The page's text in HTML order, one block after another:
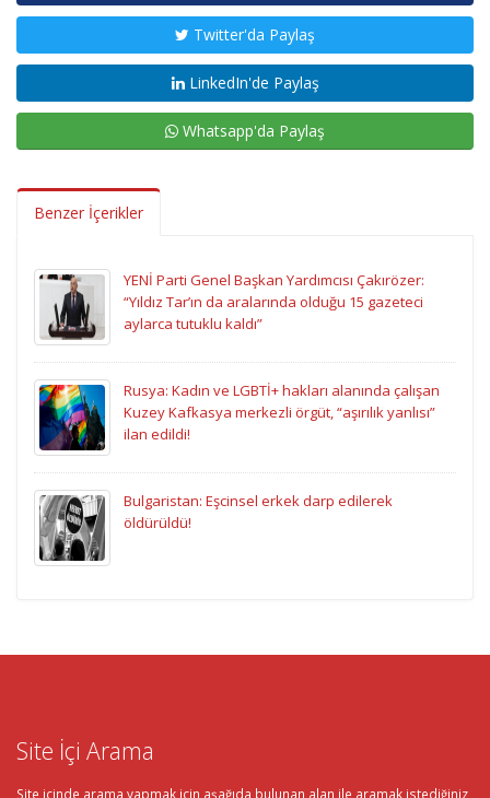
Twitter'da Paylaş
LinkedIn'de Paylaş
Whatsapp'da Paylaş
Benzer İçerikler
YENİ Parti Genel Başkan Yardımcısı Çakırözer:
“Yıldız Tar’ın da aralarında olduğu 15 gazeteci
aylarca tutuklu kaldı”
Rusya: Kadın ve LGBTİ+ hakları alanında çalışan
Kuzey Kafkasya merkezli örgüt, “aşırılık yanlısı”
ilan edildi!
Bulgaristan: Eşcinsel erkek darp edilerek
öldürüldü!
Site İçi Arama
Site içinde arama yapmak için aşağıda bulunan alan ile aramak istediğiniz